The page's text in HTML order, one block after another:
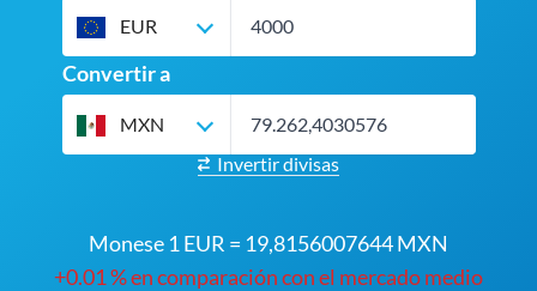
EUR
Convertir a
MXN
Invertir divisas
Monese 1 EUR = 19,8156007644 MXN
+0.01 % en comparación con el mercado medio